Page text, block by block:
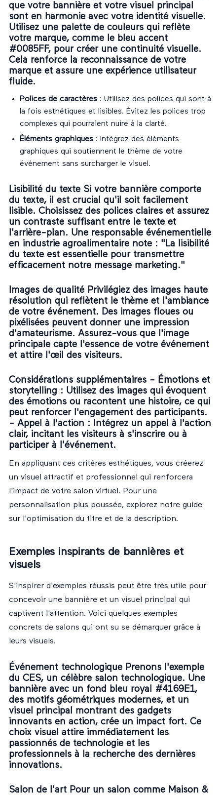
que votre bannière et votre visuel principal
sont en harmonie avec votre identité visuelle.
Utilisez une palette de couleurs qui reflète
votre marque, comme le bleu accent
#0085FF, pour créer une continuité visuelle.
Cela renforce la reconnaissance de votre
marque et assure une expérience utilisateur
fluide.
Polices de caractères : Utilisez des polices qui sont à
la fois esthétiques et lisibles. Évitez les polices trop
complexes qui pourraient nuire à la clarté.
Éléments graphiques : Intégrez des éléments
graphiques qui soutiennent le thème de votre
événement sans surcharger le visuel.
Lisibilité du texte Si votre bannière comporte
du texte, il est crucial qu'il soit facilement
lisible. Choisissez des polices claires et assurez
un contraste suffisant entre le texte et
l'arrière-plan. Une responsable événementielle
en industrie agroalimentaire note : "La lisibilité
du texte est essentielle pour transmettre
efficacement notre message marketing."
Images de qualité Privilégiez des images haute
résolution qui reflètent le thème et l'ambiance
de votre événement. Des images floues ou
pixélisées peuvent donner une impression
d'amateurisme. Assurez-vous que l'image
principale capte l'essence de votre événement
et attire l'œil des visiteurs.
Considérations supplémentaires - Émotions et
storytelling : Utilisez des images qui évoquent
des émotions ou racontent une histoire, ce qui
peut renforcer l'engagement des participants.
- Appel à l'action : Intégrez un appel à l'action
clair, incitant les visiteurs à s'inscrire ou à
participer à l'événement.
En appliquant ces critères esthétiques, vous créerez
un visuel attractif et professionnel qui renforcera
l'impact de votre salon virtuel. Pour une
personnalisation plus poussée, explorez notre guide
sur l'optimisation du titre et de la description.
Exemples inspirants de bannières et
visuels
S'inspirer d'exemples réussis peut être très utile pour
concevoir une bannière et un visuel principal qui
captivent l'attention. Voici quelques exemples
concrets de salons qui ont su se démarquer grâce à
leurs visuels.
Événement technologique Prenons l'exemple
du CES, un célèbre salon technologique. Une
bannière avec un fond bleu royal #4169E1,
des motifs géométriques modernes, et un
visuel principal montrant des gadgets
innovants en action, crée un impact fort. Ce
choix visuel attire immédiatement les
passionnés de technologie et les
professionnels à la recherche des dernières
innovations.
Salon de l'art Pour un salon comme Maison &